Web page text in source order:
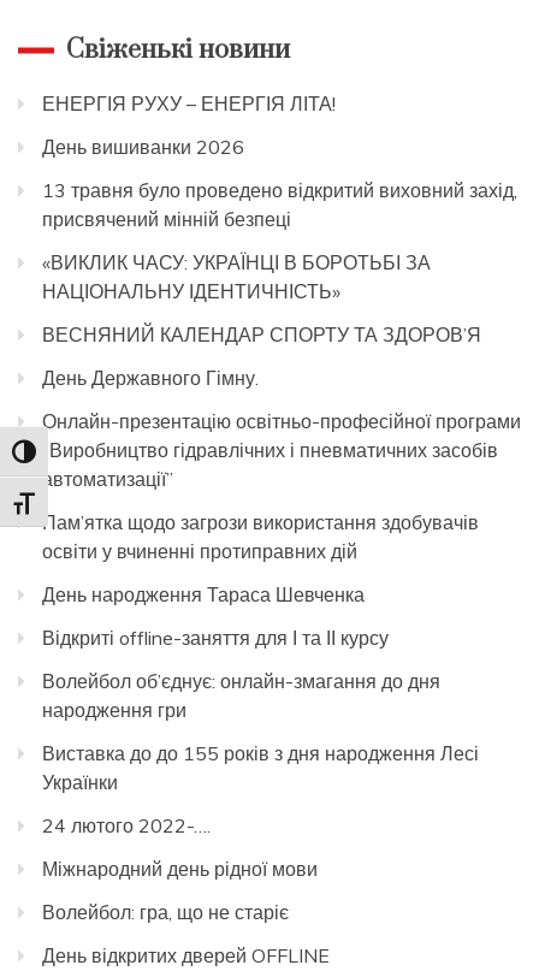
Toggle High Contrast
Toggle Font size
Свіженькі новини
ЕНЕРГІЯ РУХУ – ЕНЕРГІЯ ЛІТА!
День вишиванки 2026
13 травня було проведено відкритий виховний захід,
присвячений мінній безпеці
«ВИКЛИК ЧАСУ: УКРАЇНЦІ В БОРОТЬБІ ЗА
НАЦІОНАЛЬНУ ІДЕНТИЧНІСТЬ»
ВЕСНЯНИЙ КАЛЕНДАР СПОРТУ ТА ЗДОРОВ’Я
День Державного Гімну.
Онлайн-презентацію освітньо-професійної програми
“Виробництво гідравлічних і пневматичних засобів
автоматизації”
Пам’ятка щодо загрози використання здобувачів
освіти у вчиненні протиправних дій
День народження Тараса Шевченка
Відкриті offline-заняття для І та ІІ курсу
Волейбол об’єднує: онлайн-змагання до дня
народження гри
Виставка до до 155 років з дня народження Лесі
Українки
24 лютого 2022-….
Міжнародний день рідної мови
Волейбол: гра, що не старіє
День відкритих дверей OFFLINE